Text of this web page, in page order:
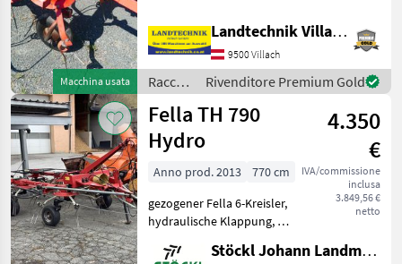
Macchina usata
ribaltabile
meccanicamente,
dispositivo meccanico di
spargimento ai margini, 4
denti per
Landtechnik Villach GmbH
9500 Villach
Raccolta
mangimi
/ Fella
Rivenditore Premium Gold
Fella TH 790
Hydro
4.350
€
IVA/commissione
inclusa
3.849,56 €
netto
Anno prod. 2013
770 cm
gezogener Fella 6-Kreisler,
hydraulische Klappung, mit
Zustand, Standort
Stöckl Johann Landmaschinen GesmbH & Co KG